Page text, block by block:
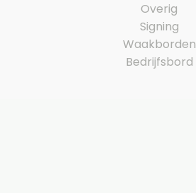
Overig
Signing
Waakborden
Bedrijfsbord